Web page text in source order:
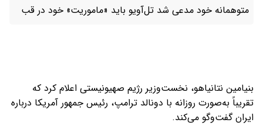
متوهمانه خود مدعی شد تل‌آویو باید «ماموریت» خود در قب
بنیامین نتانیاهو، نخست‌وزیر رژیم صهیونیستی اعلام کرد که
تقریباً به‌صورت روزانه با دونالد ترامپ، رئیس جمهور آمریکا درباره
ایران گفت‌وگو می‌کند.